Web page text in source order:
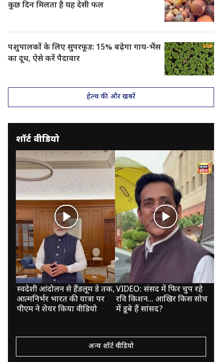
कुछ दिन मिलता है यह देसी फल
पशुपालकों के लिए सुपरफूड: 15% बढ़ेगा गाय-भैंस
का दूध, ऐसे करें पैदावार
हेल्थ की और खबरें
शॉर्ट वीडियो
स्वदेशी आंदोलन से हैंडलूम डे तक,
आत्मनिर्भर भारत की यात्रा पर
पीएम ने शेयर किया वीडियो
VIDEO: संसद में फिर चुप रहे
रवि किशन... आखिर किस सोच
में डूबे हैं सांसद?
अन्य शॉर्ट वीडियो